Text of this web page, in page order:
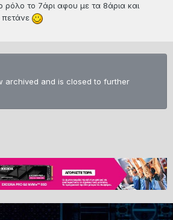
ρόλο το 7άρι αφου με τα 8άρια και
archived and is closed to further